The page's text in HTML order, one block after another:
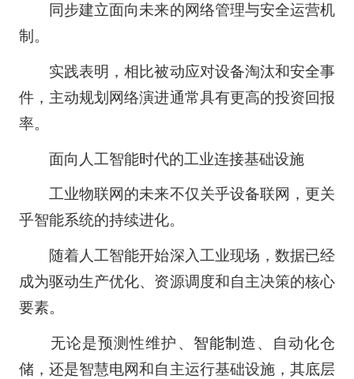
同步建立面向未来的网络管理与安全运营机
制。
实践表明，相比被动应对设备淘汰和安全事
件，主动规划网络演进通常具有更高的投资回报
率。
面向人工智能时代的工业连接基础设施
工业物联网的未来不仅关乎设备联网，更关
乎智能系统的持续进化。
随着人工智能开始深入工业现场，数据已经
成为驱动生产优化、资源调度和自主决策的核心
要素。
无论是预测性维护、 智能制造、自动化仓
储，还是智慧电网和自主运行基础设施，其底层